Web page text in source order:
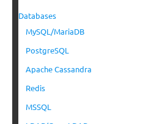
Databases
MySQL/MariaDB
PostgreSQL
Apache Cassandra
Redis
MSSQL